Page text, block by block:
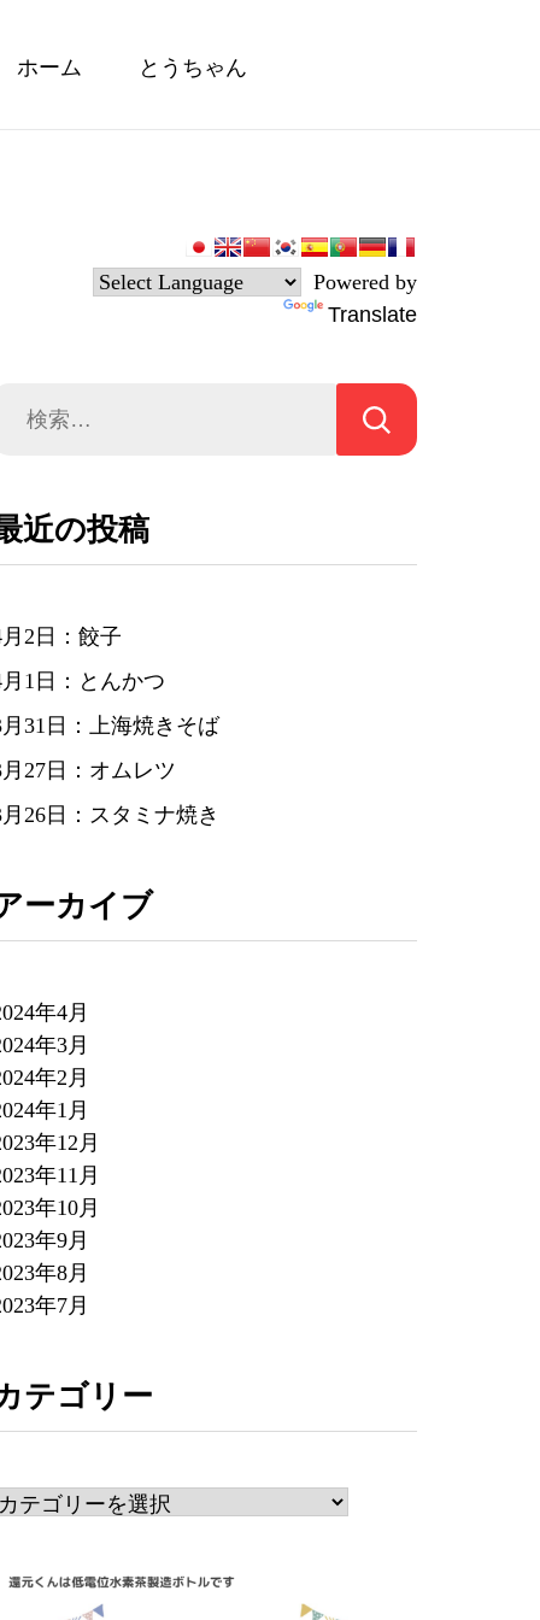
ホーム とうちゃん
Powered by
Translate
近の投稿
2日：餃子
1日：とんかつ
31日：上海焼きそば
27日：オムレツ
26日：スタミナ焼き
ーカイブ
年4月
年3月
年2月
年1月
年12月
年11月
年10月
年9月
年8月
年7月
テゴリー